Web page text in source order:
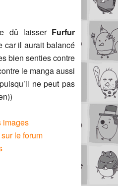
dû laisser Furfur
car il aurait balancé
bien senties contre
le manga aussi
ne peut pas
images
le forum